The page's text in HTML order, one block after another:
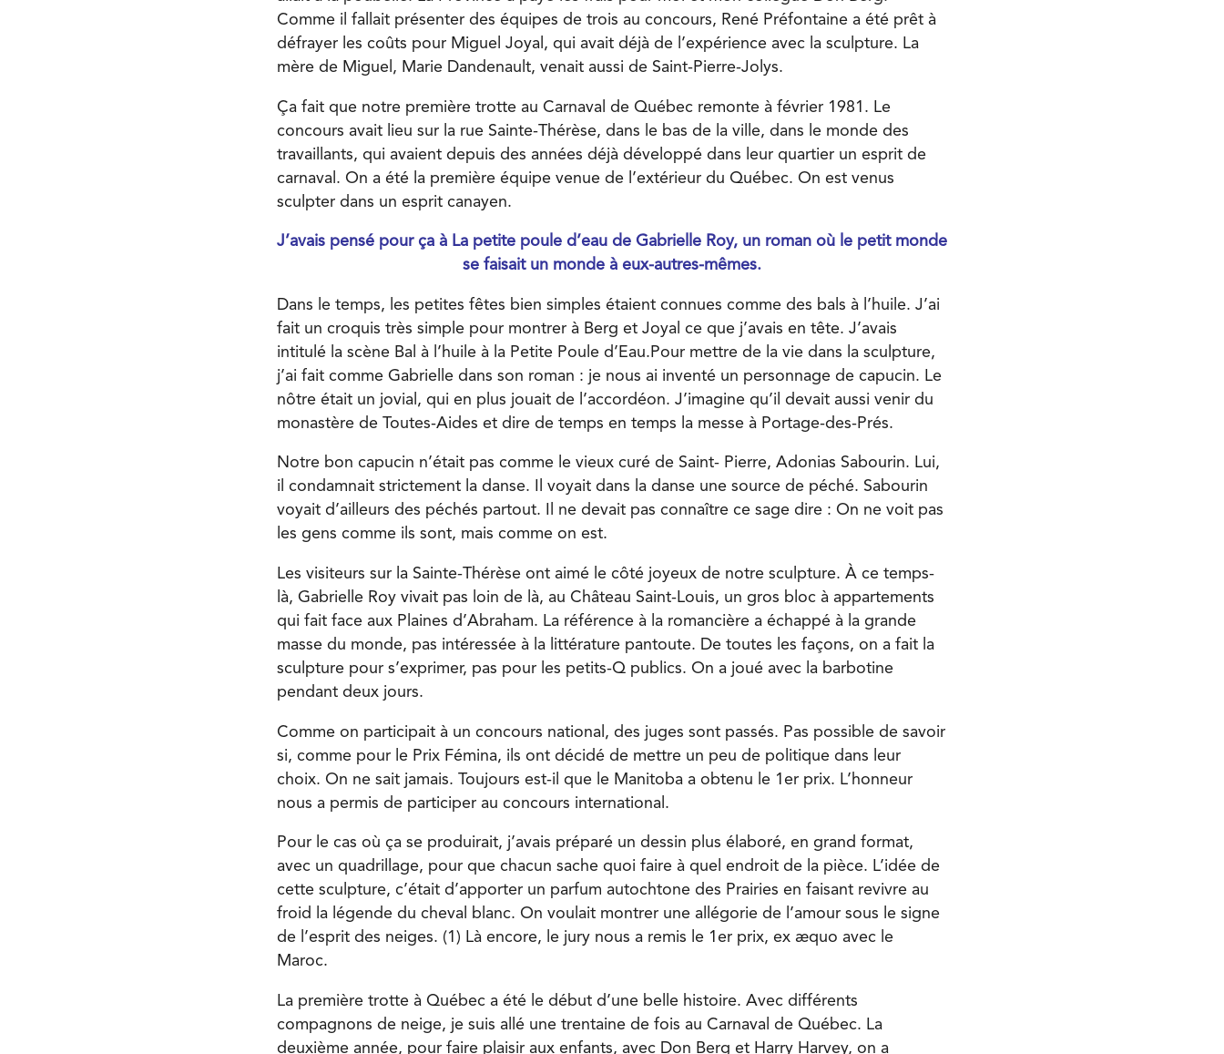
Comme il fallait présenter des équipes de trois au concours, René Préfontaine a été prêt à
défrayer les coûts pour Miguel Joyal, qui avait déjà de l’expérience avec la sculpture. La
mère de Miguel, Marie Dandenault, venait aussi de Saint-Pierre-Jolys.
Ça fait que notre première trotte au Carnaval de Québec remonte à février 1981. Le
concours avait lieu sur la rue Sainte-Thérèse, dans le bas de la ville, dans le monde des
travaillants, qui avaient depuis des années déjà développé dans leur quartier un esprit de
carnaval. On a été la première équipe venue de l’extérieur du Québec. On est venus
sculpter dans un esprit canayen.
J’avais pensé pour ça à La petite poule d’eau de Gabrielle Roy, un roman où le petit monde
se faisait un monde à eux-autres-mêmes.
Dans le temps, les petites fêtes bien simples étaient connues comme des bals à l’huile. J’ai
fait un croquis très simple pour montrer à Berg et Joyal ce que j’avais en tête. J’avais
intitulé la scène Bal à l’huile à la Petite Poule d’Eau.Pour mettre de la vie dans la sculpture,
j’ai fait comme Gabrielle dans son roman : je nous ai inventé un personnage de capucin. Le
nôtre était un jovial, qui en plus jouait de l’accordéon. J’imagine qu’il devait aussi venir du
monastère de Toutes-Aides et dire de temps en temps la messe à Portage-des-Prés.
Notre bon capucin n’était pas comme le vieux curé de Saint- Pierre, Adonias Sabourin. Lui,
il condamnait strictement la danse. Il voyait dans la danse une source de péché. Sabourin
voyait d’ailleurs des péchés partout. Il ne devait pas connaître ce sage dire : On ne voit pas
les gens comme ils sont, mais comme on est.
Les visiteurs sur la Sainte-Thérèse ont aimé le côté joyeux de notre sculpture. À ce temps-
là, Gabrielle Roy vivait pas loin de là, au Château Saint-Louis, un gros bloc à appartements
qui fait face aux Plaines d’Abraham. La référence à la romancière a échappé à la grande
masse du monde, pas intéressée à la littérature pantoute. De toutes les façons, on a fait la
sculpture pour s’exprimer, pas pour les petits-Q publics. On a joué avec la barbotine
pendant deux jours.
Comme on participait à un concours national, des juges sont passés. Pas possible de savoir
si, comme pour le Prix Fémina, ils ont décidé de mettre un peu de politique dans leur
choix. On ne sait jamais. Toujours est-il que le Manitoba a obtenu le 1er prix. L’honneur
nous a permis de participer au concours international.
Pour le cas où ça se produirait, j’avais préparé un dessin plus élaboré, en grand format,
avec un quadrillage, pour que chacun sache quoi faire à quel endroit de la pièce. L’idée de
cette sculpture, c’était d’apporter un parfum autochtone des Prairies en faisant revivre au
froid la légende du cheval blanc. On voulait montrer une allégorie de l’amour sous le signe
de l’esprit des neiges. (1) Là encore, le jury nous a remis le 1er prix, ex æquo avec le
Maroc.
La première trotte à Québec a été le début d’une belle histoire. Avec différents
compagnons de neige, je suis allé une trentaine de fois au Carnaval de Québec. La
deuxième année, pour faire plaisir aux enfants, avec Don Berg et Harry Harvey, on a